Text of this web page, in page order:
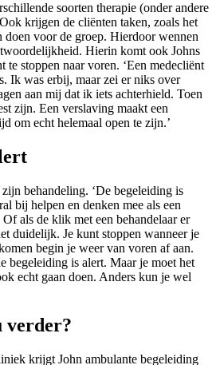
soorten therapie (onder andere
krijgen de cliënten taken, zoals het
doen voor de groep. Hierdoor wennen
Hierin komt ook Johns
te stoppen naar voren. ‘Een medecliënt
Ik was erbij, maar zei er niks over
aan mij dat ik iets achterhield. Toen
zijn. Een verslaving maakt een
om echt helemaal open te zijn.’
behandeling. ‘De begeleiding is
bij helpen en denken mee als een
als de klik met een behandelaar er
duidelijk. Je kunt stoppen wanneer je
begin je weer van voren af aan.
begeleiding is alert. Maar je moet het
echt gaan doen. Anders kun je wel
verder?
krijgt John ambulante begeleiding